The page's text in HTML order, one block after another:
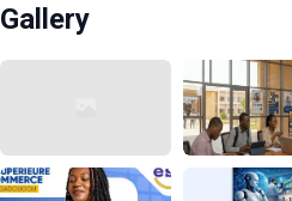
Gallery